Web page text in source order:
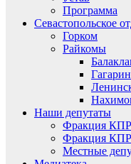
Программа
Севастопольское
Горком
Райкомы
Наши депутаты
Фракция
Фракция
Местные